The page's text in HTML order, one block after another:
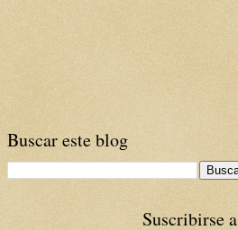
Buscar este blog
Suscribirse a